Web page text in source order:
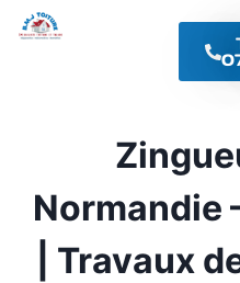
Normandie
| Travaux